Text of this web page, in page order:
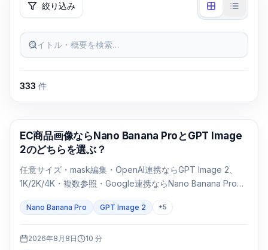
絞り込み
タイトル・概要を検索…
333 件
AI画像生成
EC商品画像ならNano Banana ProとGPT Image
2のどちらを選ぶ？
任意サイズ・mask編集・OpenAI連携ならGPT Image 2、
1K/2K/4K・複数参照・Google連携ならNano Banana Proを
SKUで両方を検証します。
Nano Banana Pro GPT Image 2 +5
2026年8月8日 10 分